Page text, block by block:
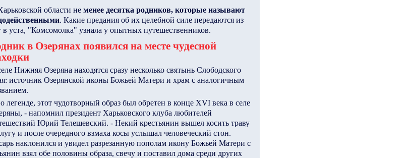
области не менее десятка родников, которые называют
. Какие предания об их целебной силе передаются из
в уста, "Комсомолка" узнала у опытных путешественников.
в Озерянах появился на месте чудесной
Нижняя Озеряна находятся сразу несколько святынь Слободского
источник Озерянской иконы Божьей Матери и храм с аналогичным
легенде, этот чудотворный образ был обретен в конце XVI века в селе
- напомнил президент Харьковского клуба любителей
Юрий Телешевский. - Некий крестьянин вышел косить траву
и после очередного взмаха косы услышал человеческий стон.
наклонился и увидел разрезанную пополам икону Божьей Матери с
взял обе половины образа, свечу и поставил дома среди других